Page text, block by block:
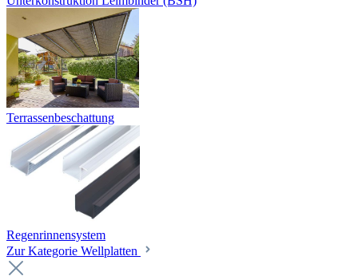
Terrassenbeschattung
Regenrinnensystem
Zur Kategorie Wellplatten